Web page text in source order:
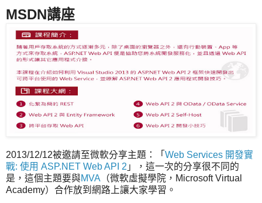
MSDN講座
2013/12/12被邀請至微軟分享主題：「 Web Services 開發實
戰: 使用 ASP.NET Web API 2 」，這一次的分享很不同的
是，這個主題要與MVA （微軟虛擬學院，Microsoft Virtual
Academy）合作放到網路上讓大家學習。